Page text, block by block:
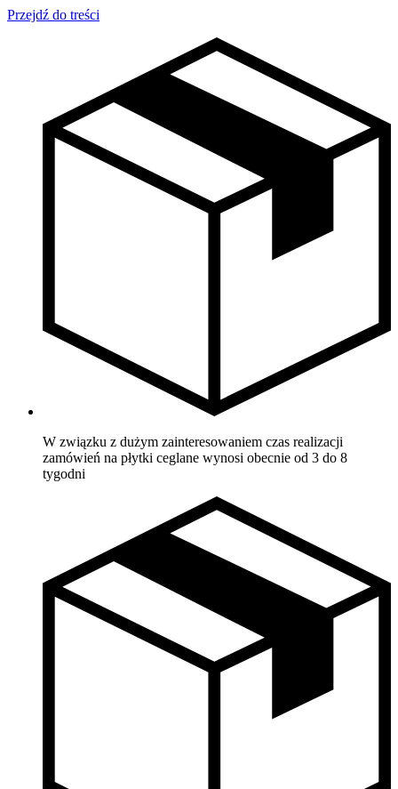
Przejdź do treści
W związku z dużym zainteresowaniem czas realizacji
zamówień na płytki ceglane wynosi obecnie od 3 do 8
tygodni